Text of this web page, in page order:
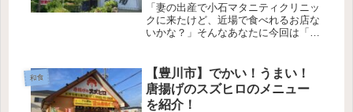
「妻の出産で小石マタニティクリニッ
クに来たけど、近場で食べれるお店な
いかな？」そんなあなたに今回は「手
クリニックから歩いて約7分のところ
にあります。手打ち蕎麦にこだわり続
け...
和食
【豊川市】でかい！うまい！
唐揚げのスズヒロのメニュー
を紹介！